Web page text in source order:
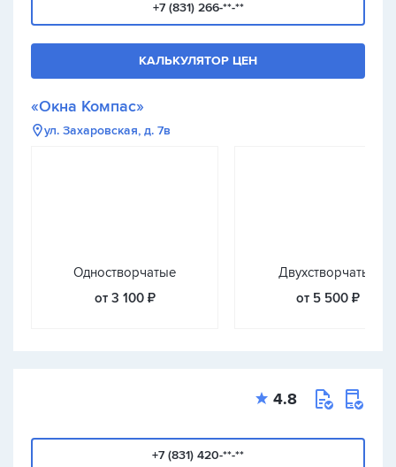
+7 (831) 266-**-**
КАЛЬКУЛЯТОР ЦЕН
«Окна Компас»
ул. Захаровская, д. 7в
Одностворчатые
от 3 100 ₽
Двухстворчатые
от 5 500 ₽
4.8
+7 (831) 420-**-**